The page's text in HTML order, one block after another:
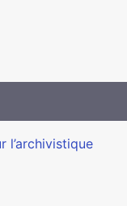
l’archivistique